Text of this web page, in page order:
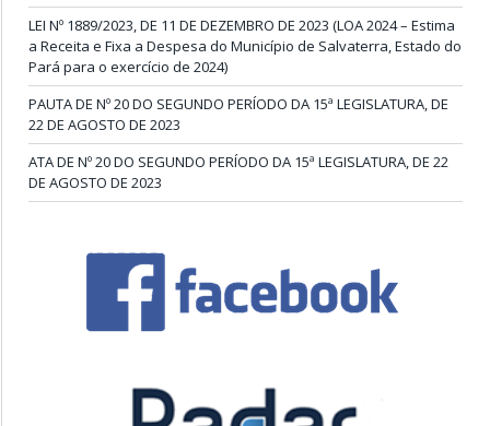
LEI Nº 1889/2023, DE 11 DE DEZEMBRO DE 2023 (LOA 2024 – Estima
a Receita e Fixa a Despesa do Município de Salvaterra, Estado do
Pará para o exercício de 2024)
PAUTA DE Nº 20 DO SEGUNDO PERÍODO DA 15ª LEGISLATURA, DE
22 DE AGOSTO DE 2023
ATA DE Nº 20 DO SEGUNDO PERÍODO DA 15ª LEGISLATURA, DE 22
DE AGOSTO DE 2023